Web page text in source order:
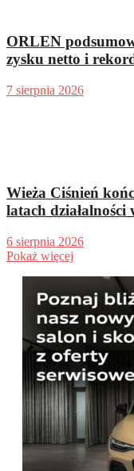
ORLEN
zysku netto i
7 sierpnia 2026
Wieża Ciśnień
latach działalności
6 sierpnia 2026
Pokaż więcej